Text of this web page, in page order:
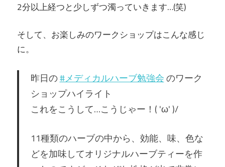
2分以上経つと少しずつ濁っていきます…(笑)
そして、お楽しみのワークショップはこんな感じ
に。
昨日の#メディカルハーブ勉強会のワーク
ショップハイライト
これをこうして…こうじゃー！( 'ω' )/
11種類のハーブの中から、効能、味、色な
どを加味してオリジナルハーブティーを作